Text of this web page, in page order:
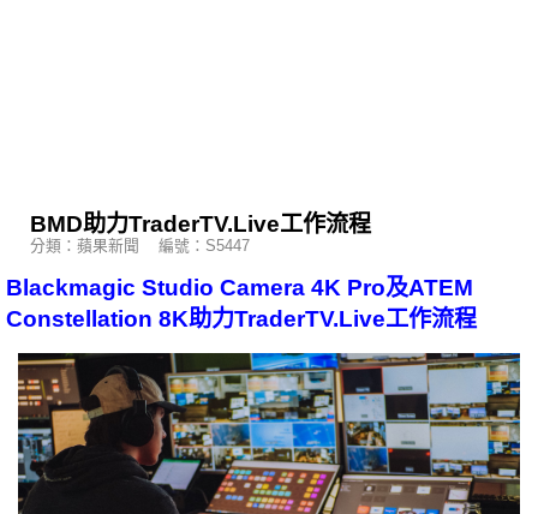
BMD助力TraderTV.Live工作流程
分類：蘋果新聞 編號：S5447
Blackmagic Studio Camera 4K Pro及ATEM
Constellation 8K助力TraderTV.Live工作流程